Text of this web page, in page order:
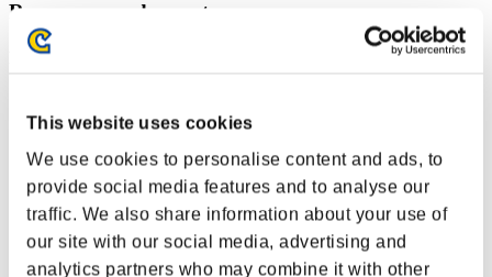
This website uses cookies
We use cookies to personalise content and ads, to
provide social media features and to analyse our
traffic. We also share information about your use of
our site with our social media, advertising and
analytics partners who may combine it with other
Recompensas de evento
Por logros
Recarga rápida
Lv.6
Misiones completadas: 10 o más
Cadencia